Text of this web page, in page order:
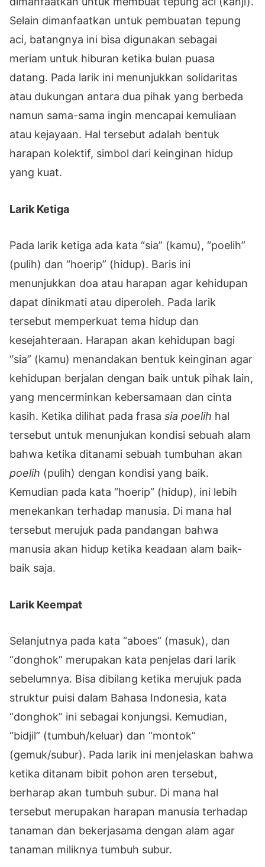
Selain dimanfaatkan untuk pembuatan tepung
aci, batangnya ini bisa digunakan sebagai
meriam untuk hiburan ketika bulan puasa
datang. Pada larik ini menunjukkan solidaritas
atau dukungan antara dua pihak yang berbeda
namun sama-sama ingin mencapai kemuliaan
atau kejayaan. Hal tersebut adalah bentuk
harapan kolektif, simbol dari keinginan hidup
yang kuat.
Larik Ketiga
Pada larik ketiga ada kata “sia” (kamu), “poelih”
(pulih) dan “hoerip” (hidup). Baris ini
menunjukkan doa atau harapan agar kehidupan
dapat dinikmati atau diperoleh. Pada larik
tersebut memperkuat tema hidup dan
kesejahteraan. Harapan akan kehidupan bagi
“sia” (kamu) menandakan bentuk keinginan agar
kehidupan berjalan dengan baik untuk pihak lain,
yang mencerminkan kebersamaan dan cinta
kasih. Ketika dilihat pada frasa sia poelih hal
tersebut untuk menunjukan kondisi sebuah alam
bahwa ketika ditanami sebuah tumbuhan akan
poelih (pulih) dengan kondisi yang baik.
Kemudian pada kata “hoerip” (hidup), ini lebih
menekankan terhadap manusia. Di mana hal
tersebut merujuk pada pandangan bahwa
manusia akan hidup ketika keadaan alam baik-
baik saja.
Larik Keempat
Selanjutnya pada kata “aboes” (masuk), dan
“donghok” merupakan kata penjelas dari larik
sebelumnya. Bisa dibilang ketika merujuk pada
struktur puisi dalam Bahasa Indonesia, kata
“donghok” ini sebagai konjungsi. Kemudian,
“bidjil” (tumbuh/keluar) dan “montok”
(gemuk/subur). Pada larik ini menjelaskan bahwa
ketika ditanam bibit pohon aren tersebut,
berharap akan tumbuh subur. Di mana hal
tersebut merupakan harapan manusia terhadap
tanaman dan bekerjasama dengan alam agar
tanaman miliknya tumbuh subur.